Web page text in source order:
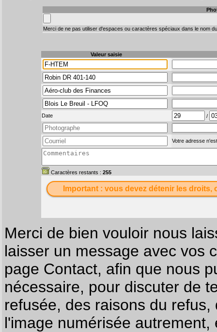
Merci de ne pas utiliser d'espaces ou caractères spéciaux dans le nom
Valeur saisie
Date /
Votre adresse
Caractères restants : 255
Important : vous devez détenir les
Merci de bien vouloir nous
laisser un message avec vos
page Contact, afin que nous
nécessaire, pour discuter de
refusée, des raisons du
l'image numérisée autrement,